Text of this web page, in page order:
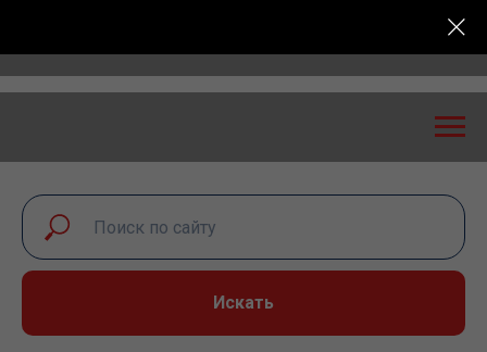
диалог – 2026» пройдет в Самаре 24-25
Искать